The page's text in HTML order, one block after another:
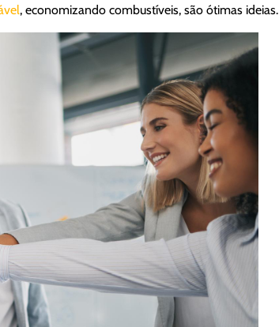
, economizando combustíveis, são ótimas ideias.